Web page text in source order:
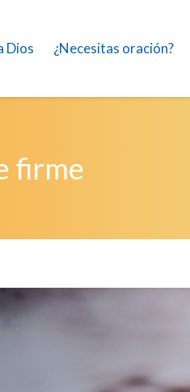
Dios ¿Necesitas oración?
firme